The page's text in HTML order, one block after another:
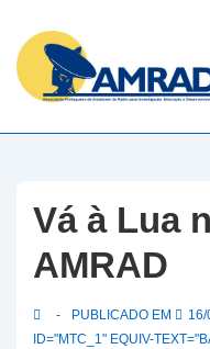
Skip
Content
Vá à Lua
AMRAD
PUBLICADO EM
ID="MTC_1" EQUIV-